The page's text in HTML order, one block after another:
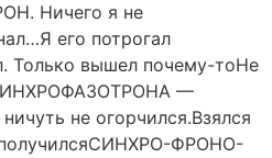
Ничего я не
его потрогал
Только вышел почему-тоНе
—
не огорчился.Взялся
ФРОНО-